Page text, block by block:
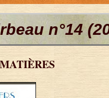
n°14